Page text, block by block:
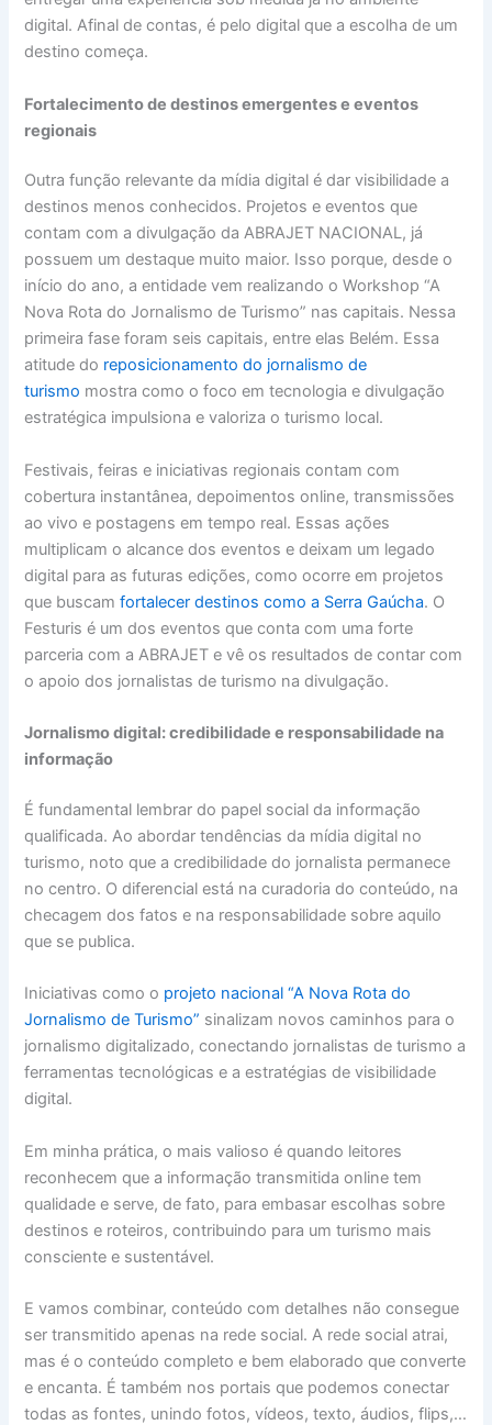
digital. Afinal de contas, é pelo digital que a escolha de um
destino começa.
Fortalecimento de destinos emergentes e eventos
regionais
Outra função relevante da mídia digital é dar visibilidade a
destinos menos conhecidos. Projetos e eventos que
contam com a divulgação da ABRAJET NACIONAL, já
possuem um destaque muito maior. Isso porque, desde o
início do ano, a entidade vem realizando o Workshop “A
Nova Rota do Jornalismo de Turismo” nas capitais. Nessa
primeira fase foram seis capitais, entre elas Belém. Essa
atitude do reposicionamento do jornalismo de
turismo mostra como o foco em tecnologia e divulgação
estratégica impulsiona e valoriza o turismo local.
Festivais, feiras e iniciativas regionais contam com
cobertura instantânea, depoimentos online, transmissões
ao vivo e postagens em tempo real. Essas ações
multiplicam o alcance dos eventos e deixam um legado
digital para as futuras edições, como ocorre em projetos
que buscamfortalecer destinos como a Serra Gaúcha. O
Festuris é um dos eventos que conta com uma forte
parceria com a ABRAJET e vê os resultados de contar com
o apoio dos jornalistas de turismo na divulgação.
Jornalismo digital: credibilidade e responsabilidade na
informação
É fundamental lembrar do papel social da informação
qualificada. Ao abordar tendências da mídia digital no
turismo, noto que a credibilidade do jornalista permanece
no centro. O diferencial está na curadoria do conteúdo, na
checagem dos fatos e na responsabilidade sobre aquilo
que se publica.
Iniciativas como o projeto nacional “A Nova Rota do
Jornalismo de Turismo” sinalizam novos caminhos para o
jornalismo digitalizado, conectando jornalistas de turismo a
ferramentas tecnológicas e a estratégias de visibilidade
digital.
Em minha prática, o mais valioso é quando leitores
reconhecem que a informação transmitida online tem
qualidade e serve, de fato, para embasar escolhas sobre
destinos e roteiros, contribuindo para um turismo mais
consciente e sustentável.
E vamos combinar, conteúdo com detalhes não consegue
ser transmitido apenas na rede social. A rede social atrai,
mas é o conteúdo completo e bem elaborado que converte
e encanta. É também nos portais que podemos conectar
todas as fontes, unindo fotos, vídeos, texto, áudios, flips,…